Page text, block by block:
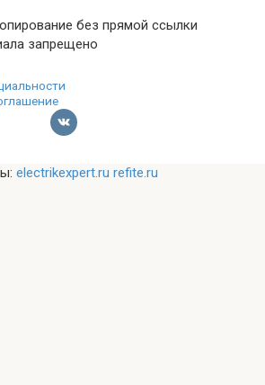
без прямой ссылки
запрещено
electrikexpert.ru refite.ru